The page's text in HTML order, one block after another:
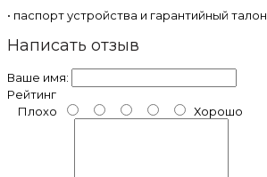
• паспорт устройства и гарантийный талон.
Написать отзыв
Ваше имя:
Рейтинг
Плохо
Хорошо